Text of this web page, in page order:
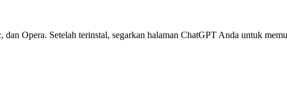
Opera. Setelah terinstal, segarkan halaman ChatGPT Anda untuk